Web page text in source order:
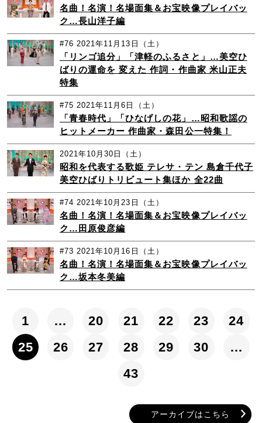
名曲！名演！名場面集＆お宝映像プレイバッ
ク…長山洋子編
#76 2021年11月13日（土）
「リンゴ追分」「津軽のふるさと」…美空ひ
ばりの運命を 変えた 作詞・作曲家 米山正夫
特集
#75 2021年11月6日（土）
「青春時代」「ひなげしの花」…昭和歌謡の
ヒットメーカー 作曲家・森田公一特集！
2021年10月30日（土）
昭和を代表する歌姫 テレサ・テン 島倉千代子
美空ひばりトリビュート集ほか 全22曲
#74 2021年10月23日（土）
名曲！名演！名場面集＆お宝映像プレイバッ
ク…田原俊彦編
#73 2021年10月16日（土）
名曲！名演！名場面集＆お宝映像プレイバッ
ク…坂本冬美編
1 … 20 21 22 23
24
25
26 27 28 29 30
…
43
アーカイブはこちら